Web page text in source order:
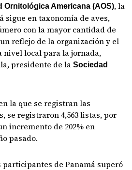
Ornitológica Americana (AOS), la
sigue en taxonomía de aves,
con la mayor cantidad de
reflejo de la organización y el
nivel local para la jornada,
presidente de la Sociedad
la que se registran las
se registraron 4,563 listas, por
incremento de 202% en
pasado.
participantes de Panamá superó